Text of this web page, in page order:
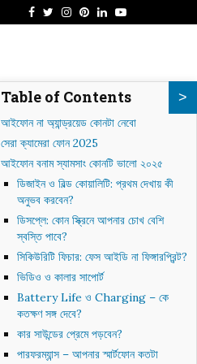
Facebook
Twitter
Instagram
Pinterest
LinkedinYoutube
E
Table of Contents
আইফোন না অ্যান্ড্রয়েড কোনটা নেবো
সেরা ক্যামেরা ফোন 2025
আইফোন বনাম স্যামসাং কোনটি ভালো ২০২৫
ডিজাইন ও বিল্ড কোয়ালিটি: প্রথম দেখায় কী
অনুভব করবেন?
ডিসপ্লে: কোন স্ক্রিনে আপনার চোখ বেশি
স্বস্তি পাবে?
সিকিউরিটি ফিচার: ফেস আইডি না ফিঙ্গারপ্রিন্ট?
ভিডিও ও কালার সাপোর্ট
Battery Life ও Charging – কে
কতক্ষণ সঙ্গ দেবে?
কার সাউন্ডের প্রেমে পড়বেন?
পারফরম্যান্স – আপনার স্মার্টফোন কতটা